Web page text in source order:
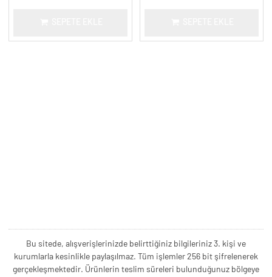
Bu sitede, alışverişlerinizde belirttiğiniz bilgileriniz 3. kişi ve
kurumlarla kesinlikle paylaşılmaz. Tüm işlemler 256 bit şifrelenerek
gerçekleşmektedir. Ürünlerin teslim süreleri bulunduğunuz bölgeye